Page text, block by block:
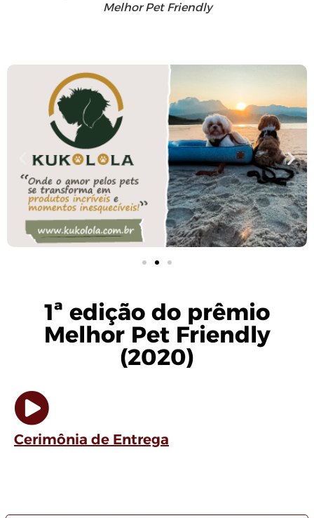
Melhor Pet Friendly
1ª edição do prêmio
Melhor Pet Friendly
(2020)
Cerimônia de Entrega